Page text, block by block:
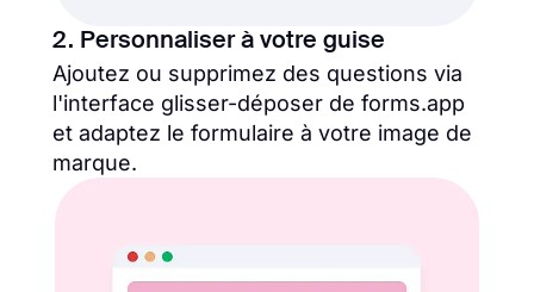
2. Personnaliser à votre guise
Ajoutez ou supprimez des questions via
l'interface glisser-déposer de forms.app
et adaptez le formulaire à votre image de
marque.